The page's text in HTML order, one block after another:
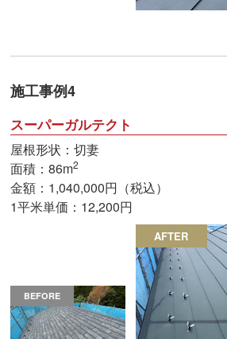
施工事例4
スーパーガルテクト
屋根形状：切妻
面積：86m2
金額：1,040,000円（税込）
1平米単価：12,200円
BEFORE
AFTER